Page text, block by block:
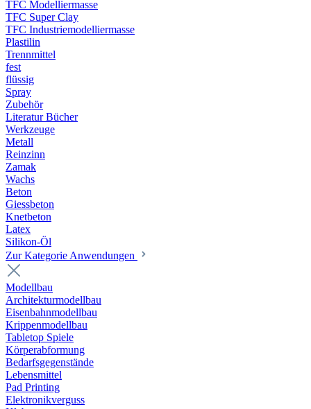
TFC Modelliermasse
TFC Super Clay
TFC Industriemodelliermasse
Plastilin
Trennmittel
fest
flüssig
Spray
Zubehör
Literatur Bücher
Werkzeuge
Metall
Reinzinn
Zamak
Wachs
Beton
Giessbeton
Knetbeton
Latex
Silikon-Öl
Zur Kategorie Anwendungen
Modellbau
Architekturmodellbau
Eisenbahnmodellbau
Krippenmodellbau
Tabletop Spiele
Körperabformung
Bedarfsgegenstände
Lebensmittel
Pad Printing
Elektronikverguss